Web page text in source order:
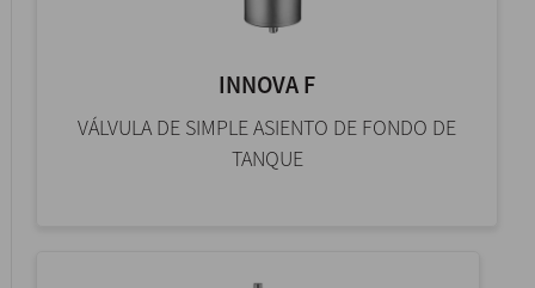
INNOVA F
VÁLVULA DE SIMPLE ASIENTO DE FONDO DE
TANQUE